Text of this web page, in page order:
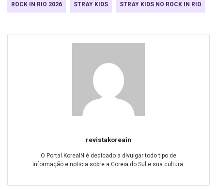
ROCK IN RIO 2026 STRAY KIDS STRAY KIDS NO ROCK IN RIO
revistakoreain
O Portal KoreaIN é dedicado a divulgar todo tipo de
informação e noticia sobre a Coreia do Sul e sua cultura.